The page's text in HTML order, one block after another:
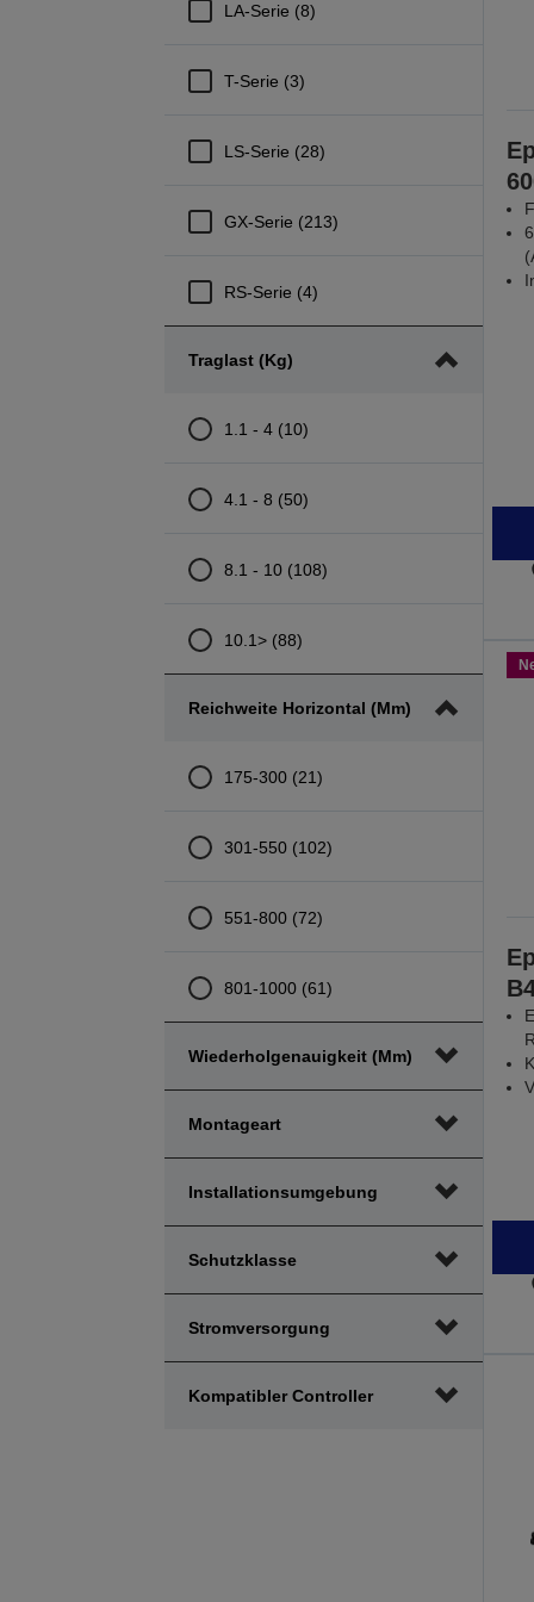
LA-Serie (8)
T-Serie (3)
LS-Serie (28)
GX-Serie (213)
RS-Serie (4)
Traglast (kg)
1.1 - 4 (10)
4.1 - 8 (50)
8.1 - 10 (108)
10.1> (88)
Reichweite Horizontal (mm)
175-300 (21)
301-550 (102)
551-800 (72)
801-1000 (61)
Wiederholgenauigkeit (mm)
Montageart
Installationsumgebung
Schutzklasse
Stromversorgung
Kompatibler Controller